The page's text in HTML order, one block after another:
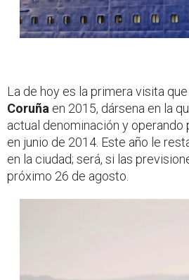
La de hoy es la primera visita que
Coruña en 2015, dársena en la
actual denominación y operando
en junio de 2014. Este año le
en la ciudad; será, si las
próximo 26 de agosto.